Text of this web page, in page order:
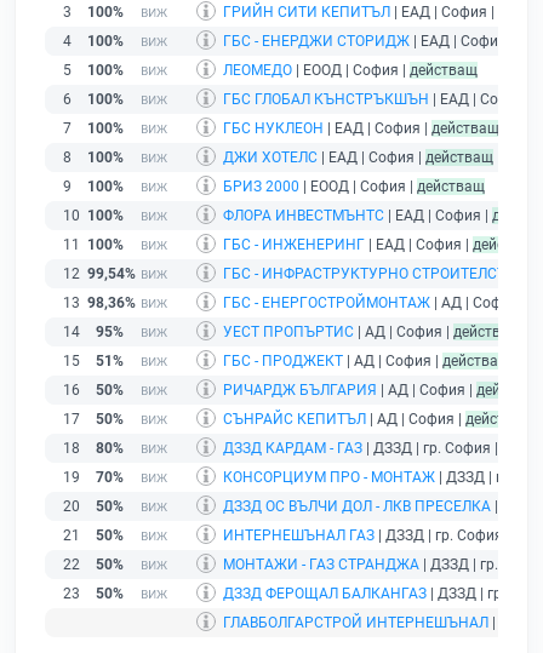
3
100% ГРИЙН СИТИ КЕПИТЪЛ | ЕАД | София |
4
100% ГБС - ЕНЕРДЖИ СТОРИДЖ | ЕАД | София |
5
100% ЛЕОМЕДО | ЕООД | София | действащ
6
100% ГБС ГЛОБАЛ КЪНСТРЪКШЪН | ЕАД | София |
7
100% ГБС НУКЛЕОН | ЕАД | София | действащ
8
100% ДЖИ ХОТЕЛС | ЕАД | София | действащ
9
100% БРИЗ 2000 | ЕООД | София | действащ
10 100% ФЛОРА ИНВЕСТМЪНТС | ЕАД | София |
11
100% ГБС - ИНЖЕНЕРИНГ | ЕАД | София | действащ
12 99,54% ГБС - ИНФРАСТРУКТУРНО СТРОИТЕЛСТВО
13 98,36% ГБС - ЕНЕРГОСТРОЙМОНТАЖ | АД | София |
14
95% УЕСТ ПРОПЪРТИС | АД | София | действащ
15
51% ГБС - ПРОДЖЕКТ | АД | София | действащ
16
50% РИЧАРДЖ БЪЛГАРИЯ | АД | София | действащ
17
50% СЪНРАЙС КЕПИТЪЛ | АД | София | действащ
18
80% ДЗЗД КАРДАМ - ГАЗ | ДЗЗД | гр. София |
19
70% КОНСОРЦИУМ ПРО - МОНТАЖ | ДЗЗД | гр.
20
50% ДЗЗД ОС ВЪЛЧИ ДОЛ - ЛКВ ПРЕСЕЛКА
21
50% ИНТЕРНЕШЪНАЛ ГАЗ | ДЗЗД | гр. София |
22
50% МОНТАЖИ - ГАЗ СТРАНДЖА | ДЗЗД | гр.
23
50% ДЗЗД ФЕРОЩАЛ БАЛКАНГАЗ | ДЗЗД | гр.
ГЛАВБОЛГАРСТРОЙ ИНТЕРНЕШЪНАЛ